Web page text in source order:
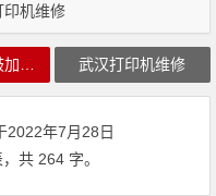
印机维修
武汉打印机硒鼓加墨粉 武汉打印机维修
2022年7月28日
共 264 字。